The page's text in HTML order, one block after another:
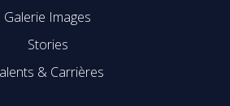
Galerie Images
Stories
& Carrières